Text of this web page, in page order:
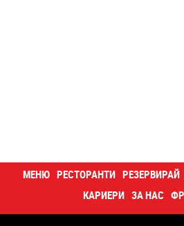
МЕНЮ РЕСТОРАНТИ РЕЗЕРВИРАЙ
КАРИЕРИ ЗА НАС